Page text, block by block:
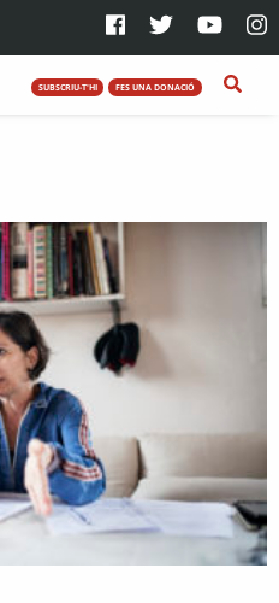
SUBSCRIU-T'HI FES UNA DONACIÓ